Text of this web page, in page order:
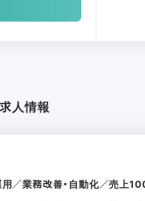
人情報
／業務改善・自動化／売上